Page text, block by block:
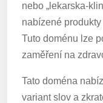
nebo „lekarska-
nabízené
Tuto doménu lze
zaměření na
Tato doména
variant slov a